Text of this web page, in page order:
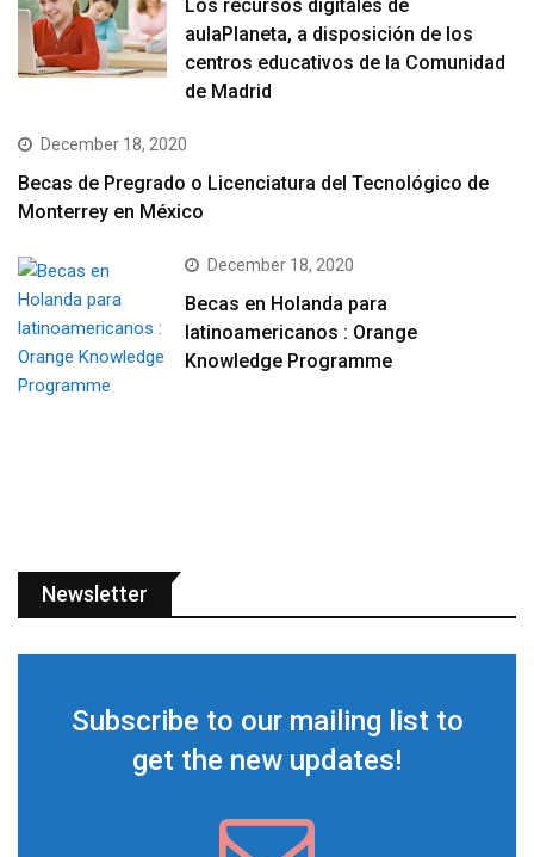
Los recursos digitales de
aulaPlaneta, a disposición de los
centros educativos de la Comunidad
de Madrid
December 18, 2020
Becas de Pregrado o Licenciatura del Tecnológico de
Monterrey en México
December 18, 2020
Becas en Holanda para
latinoamericanos : Orange
Knowledge Programme
Newsletter
Subscribe to our mailing list to
get the new updates!